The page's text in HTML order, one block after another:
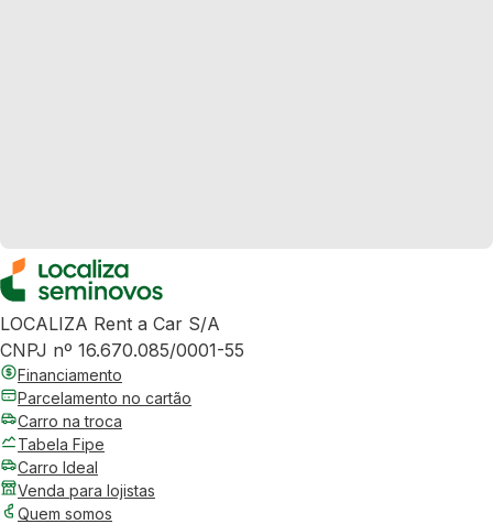
LOCALIZA Rent a Car S/A
CNPJ nº 16.670.085/0001-55
Financiamento
Parcelamento no cartão
Carro na troca
Tabela Fipe
Carro Ideal
Venda para lojistas
Quem somos